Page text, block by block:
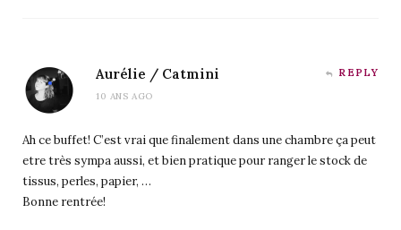
Aurélie / Catmini
10 ANS AGO
REPLY
Ah ce buffet! C’est vrai que finalement dans une chambre ça peut
etre très sympa aussi, et bien pratique pour ranger le stock de
tissus, perles, papier, …
Bonne rentrée!